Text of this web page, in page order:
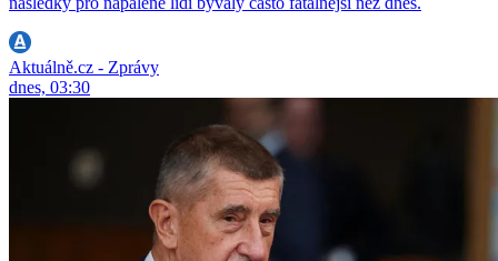
Aktuálně.cz - Zprávy
dnes, 03:30